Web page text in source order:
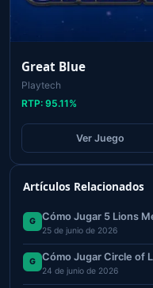
Great Blue
Playtech
RTP: 95.11%
Ver Juego
Artículos Relacionados
G Cómo Jugar 5 Lions
25 de junio de 2026
G Cómo Jugar Circle of
24 de junio de 2026